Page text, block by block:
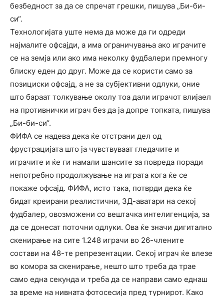
безбедност за да се спречат грешки, пишува „Би-би-
си“.
Технологијата уште нема да може да ги одреди
најмалите офсајди, а има ограничувања ако играчите
се на земја или ако има неколку фудбалери премногу
блиску еден до друг. Може да се користи само за
позициски офсајд, а не за субјективни одлуки, оние
што бараат толкување околу тоа дали играчот влијаел
на противнички играч без да ја допре топката, пишува
„Би-би-си“.
ФИФА се надева дека ќе отстрани дел од
фрустрацијата што ја чувствуваат гледачите и
играчите и ќе ги намали шансите за повреда поради
непотребно продолжување на играта кога ќе се
покаже офсајд. ФИФА, исто така, потврди дека ќе
бидат креирани реалистични, 3Д-аватари на секој
фудбалер, овозможени со вештачка интелигенција, за
да се донесат поточни одлуки. Ова ќе значи дигитално
скенирање на сите 1.248 играчи во 26-члените
состави на 48-те репрезентации. Секој играч ќе влезе
во комора за скенирање, нешто што треба да трае
само една секунда и треба да се направи само еднаш
за време на нивната фотосесија пред турнирот. Како